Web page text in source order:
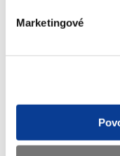
Marketingové
Telefon +420 257
E-mail
DIČ
ID Datové
xzeaauv